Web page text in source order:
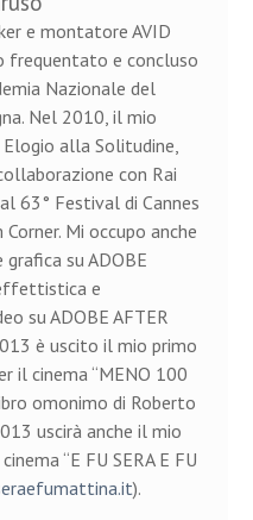
e montatore AVID
frequentato e concluso
Nazionale del
Nel 2010, il mio
alla Solitudine,
con Rai
63° Festival di Cannes
Mi occupo anche
su ADOBE
e
su ADOBE AFTER
è uscito il mio primo
il cinema “MENO 100
omonimo di Roberto
uscirà anche il mio
“E FU SERA E FU
).